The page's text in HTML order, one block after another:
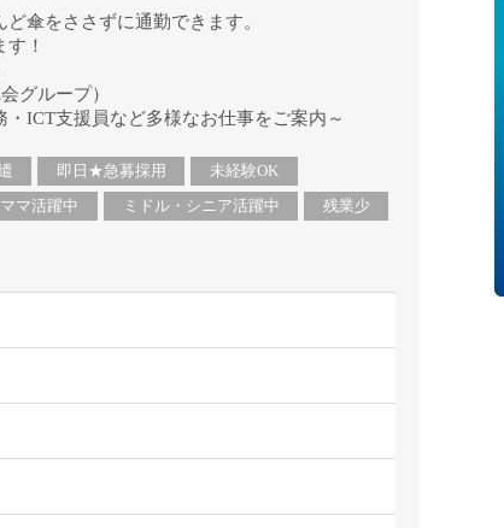
即日★急募採
学校名公開求
傘をささずに通勤できます。
！
グループ）
ICT支援員など多様なお仕事をご案内～
即日★急募採用
未経験OK
マ活躍中 ミドル・シニア活躍中
残業少